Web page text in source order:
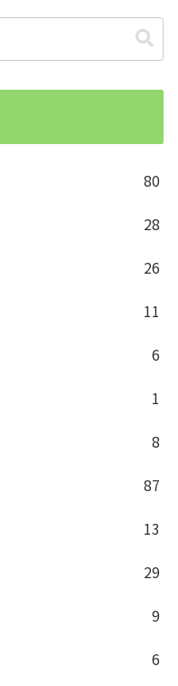
80
28
26
11
6
1
8
87
13
29
9
6